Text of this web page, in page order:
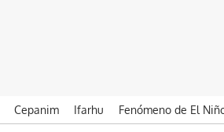
Cepanim Ifarhu Fenómeno de El